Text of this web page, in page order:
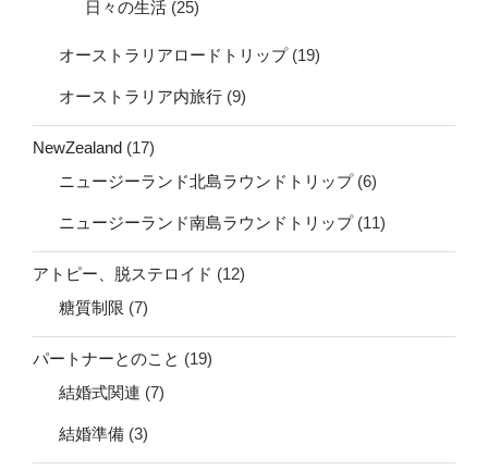
日々の生活 (25)
オーストラリアロードトリップ(19)
オーストラリア内旅行 (9)
NewZealand (17)
ニュージーランド北島ラウンドトリップ(6)
ニュージーランド南島ラウンドトリップ(11)
アトピー、脱ステロイド (12)
糖質制限 (7)
パートナーとのこと (19)
結婚式関連 (7)
結婚準備 (3)